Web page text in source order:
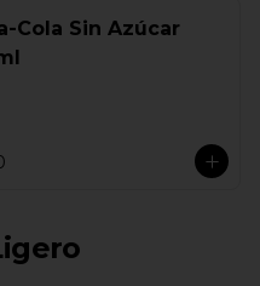
Cola Sin Azúcar